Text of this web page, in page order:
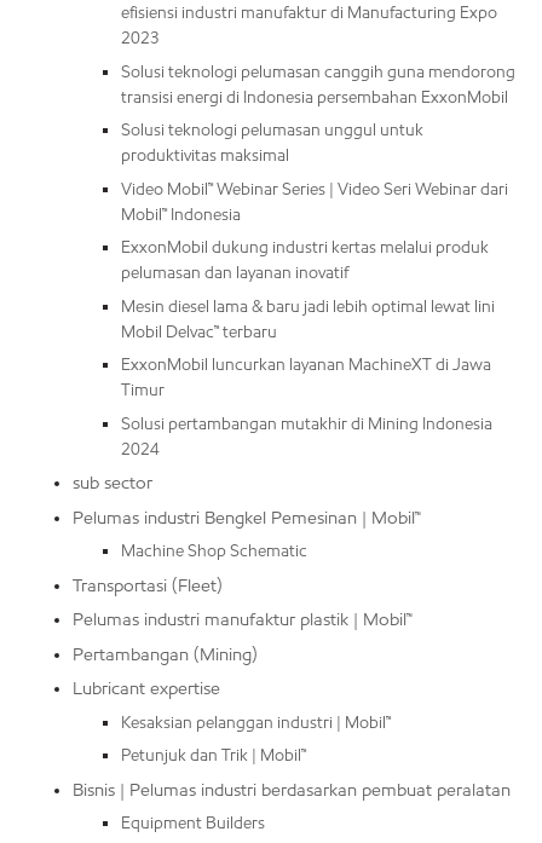
efisiensi industri manufaktur di Manufacturing Expo
2023
Solusi teknologi pelumasan canggih guna mendorong
transisi energi di Indonesia persembahan ExxonMobil
Solusi teknologi pelumasan unggul untuk
produktivitas maksimal
Video Mobil™ Webinar Series | Video Seri Webinar dari
Mobil™ Indonesia
ExxonMobil dukung industri kertas melalui produk
pelumasan dan layanan inovatif
Mesin diesel lama & baru jadi lebih optimal lewat lini
Mobil Delvac™ terbaru
ExxonMobil luncurkan layanan MachineXT di Jawa
Timur
Solusi pertambangan mutakhir di Mining Indonesia
2024
sub sector
Pelumas industri Bengkel Pemesinan | Mobil™
Machine Shop Schematic
Transportasi (Fleet)
Pelumas industri manufaktur plastik | Mobil™
Pertambangan (Mining)
Lubricant expertise
Kesaksian pelanggan industri | Mobil™
Petunjuk dan Trik | Mobil™
Bisnis | Pelumas industri berdasarkan pembuat peralatan
Equipment Builders